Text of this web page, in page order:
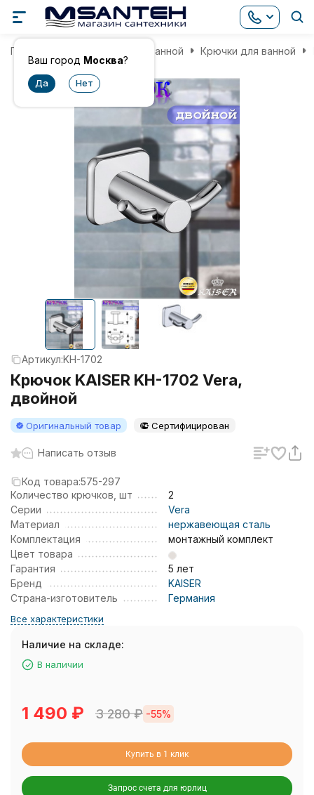
Ваш город Москва?
Главная Аксессуары для ванной Крючки для ванной
Артикул:KH-1702
Крючок KAISER KH-1702 Vera,
двойной
Оригинальный товар Сертифицирован
Написать отзыв
Код товара:575-297
Количество крючков, шт
2
Серии
Vera
Материал
нержавеющая сталь
Комплектация
монтажный комплект
Цвет товара
Гарантия
5 лет
Бренд
KAISER
Страна-изготовитель
Германия
Все характеристики
Наличие на складе:
В наличии
1 490 ₽ 3 280₽ -55%
Купить в 1 клик
Запрос счета для юрлиц